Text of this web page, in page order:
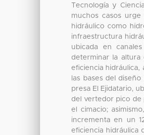
Tecnología y
muchos casos
hidráulico como
infraestructura
ubicada en
determinar la
eficiencia hidráulica,
las bases del
presa El Ejidatario,
del vertedor pico de
el cimacio;
incrementa en un
eficiencia hidráulica